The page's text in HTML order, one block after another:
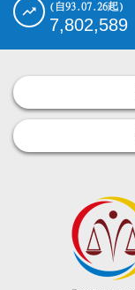
(自93.07.26起)
7,802,589